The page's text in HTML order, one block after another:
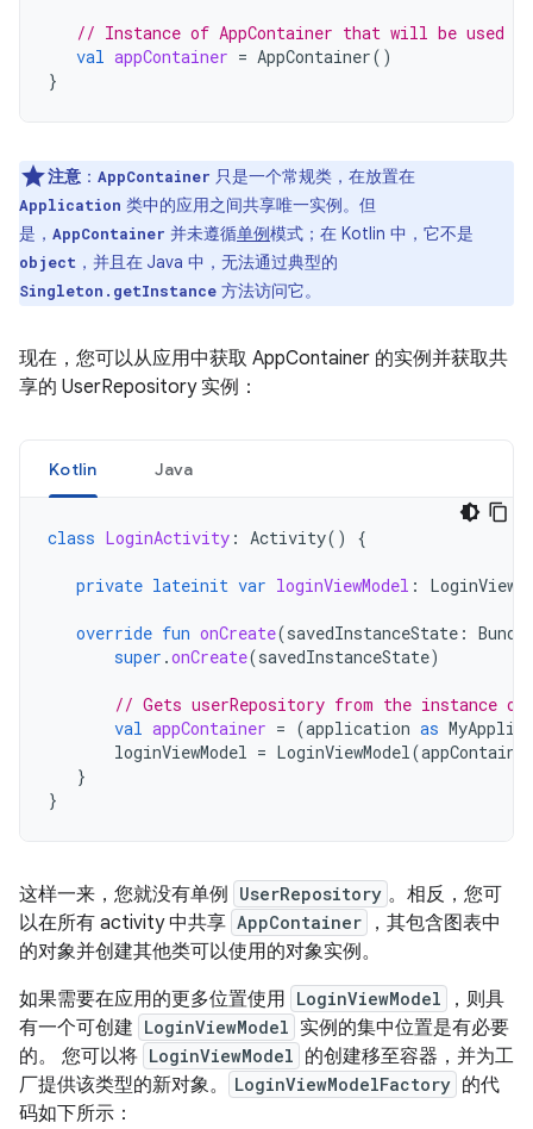
// Instance of AppContainer that will be used
val appContainer = AppContainer()
}
注意 ： AppContainer 只是一个常规类，在放置在
Application 类中的应用之间共享唯一实例。但
是， AppContainer 并未遵循单例模式；在 Kotlin 中，它不是
object ，并且在 Java 中，无法通过典型的
Singleton.getInstance 方法访问它。
现在，您可以从应用中获取 AppContainer 的实例并获取共
享的 UserRepository 实例：
Kotlin Java
class LoginActivity : Activity() {
private lateinit var loginViewModel :
override fun onCreate(savedInstanceState :
super .onCreate(savedInstanceState)
// Gets userRepository from the instance of
val appContainer = (application as
loginViewModel = LoginViewModel(
}
}
这样一来，您就没有单例 UserRepository 。相反，您可
以在所有 activity 中共享 AppContainer
，其包含图表中
的对象并创建其他类可以使用的对象实例。
如果需要在应用的更多位置使用 LoginViewModel
，则具
有一个可创建 LoginViewModel 实例的集中位置是有必要
的。 您可以将 LoginViewModel 的创建移至容器，并为工
厂提供该类型的新对象。
LoginViewModelFactory 的代
码如下所示：